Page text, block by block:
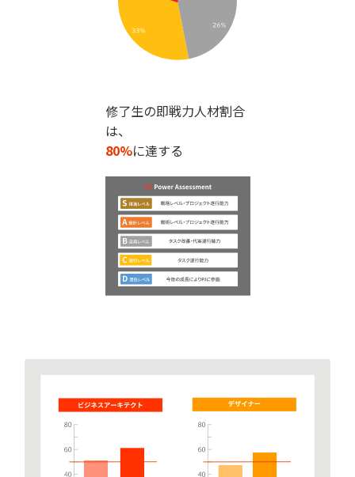
修了生の即戦力人材割合
は、
80%に達する